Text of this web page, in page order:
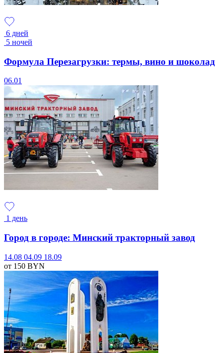
6 дней
5 ночей
Формула Перезагрузки: термы, вино и шоколад
06.01
1 день
Город в городе: Минский тракторный завод
14.08 04.09 18.09
от 150 BYN